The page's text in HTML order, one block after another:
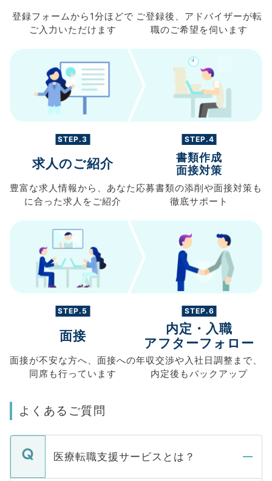
登録フォームから 1分ほどで
ご入力 いただけます
ご登録後、 アドバイザーが転
職のご希望を伺います
STEP.3
求人のご紹介
豊富な求人情報から、 あなた
に合った求人を ご紹介
STEP.4
書類作成
面接対策
応募書類の添削や面接対策も
徹底サポート
STEP.5
面接
面接が不安な方へ、 面接への
同席も行っています
STEP.6
内定・入職
アフターフォロー
年収交渉や入社日調整まで、
内定後もバックアップ
よくあるご質問
医療転職支援サービスとは？